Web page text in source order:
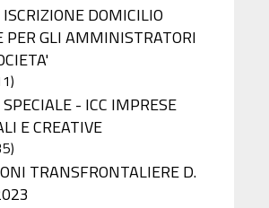
DOMICILIO
PER GLI AMMINISTRATORI
- ICC IMPRESE
E CREATIVE
TRANSFRONTALIERE D.